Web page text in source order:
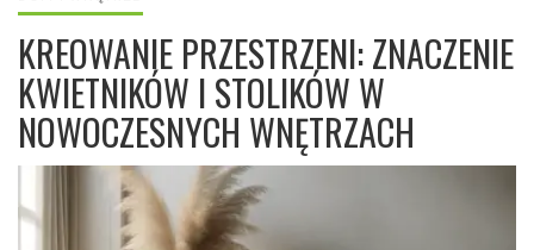
KREOWANIE PRZESTRZENI: ZNACZENIE
KWIETNIKÓW I STOLIKÓW W
NOWOCZESNYCH WNĘTRZACH